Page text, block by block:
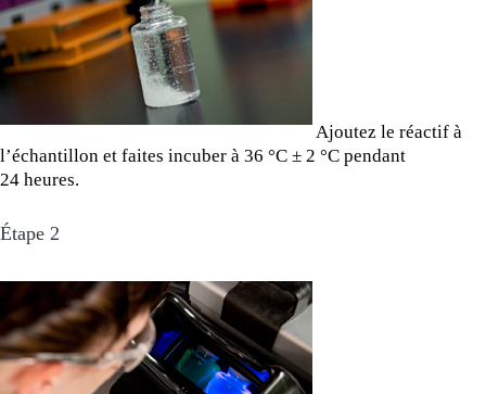
Ajoutez le réactif à
l’échantillon et faites incuber à 36 °C ± 2 °C pendant
24 heures.
Étape 2